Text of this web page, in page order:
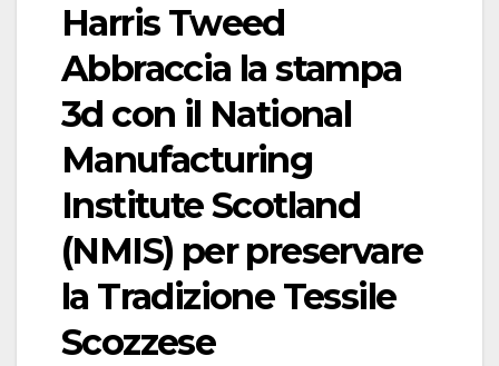
Harris Tweed
Abbraccia la stampa
3d con il National
Manufacturing
Institute Scotland
(NMIS) per preservare
la Tradizione Tessile
Scozzese